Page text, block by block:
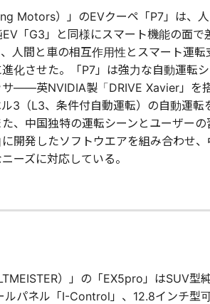
Motors）」のEVクーペ「P7」は、人
「G3」と同様にスマート機能の面で
人間と車の相互作用性とスマート運転
化させた。「P7」は強力な自動運転シ
サ――英NVIDIA製「DRIVE Xavier」を
3（L3、条件付自動運転）の自動運転
、中国独特の運転シーンとユーザーの
開発したソフトウエアを組み合わせ、
ーズに対応している。
）」の「EX5pro」はSUV型
ルパネル「I-Control」、12.8インチ型